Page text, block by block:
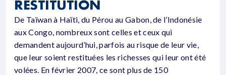
RESTITUTION
De Taïwan à Haïti, du Pérou au Gabon, de l’Indonésie
aux Congo, nombreux sont celles et ceux qui
demandent aujourd’hui, parfois au risque de leur vie,
que leur soient restituées les richesses qui leur ont été
volées. En février 2007, ce sont plus de 150